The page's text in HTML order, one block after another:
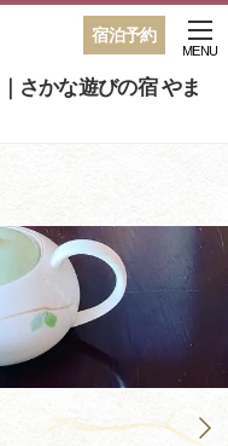
宿泊予約
さかな遊びの宿 やま
MENU